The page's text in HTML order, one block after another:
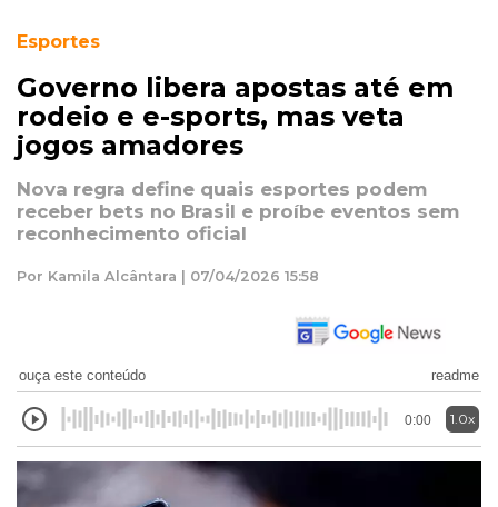
Esportes
Governo libera apostas até em
rodeio e e-sports, mas veta
jogos amadores
Nova regra define quais esportes podem
receber bets no Brasil e proíbe eventos sem
reconhecimento oficial
Por Kamila Alcântara | 07/04/2026 15:58
ouça este conteúdo readme
0:00 1.0x